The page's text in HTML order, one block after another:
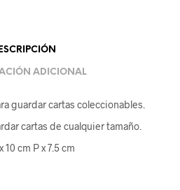
ADICIONAL
guardar cartas coleccionables.
cartas de cualquier tamaño.
10 cm P x 7.5 cm